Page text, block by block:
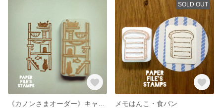
SOLD OUT
メモはんこ・食パン